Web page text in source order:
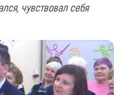
чувствовал себя